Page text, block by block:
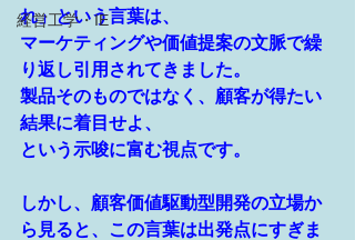
経営工学・IE
れ」という言葉は、
マーケティングや価値提案の文脈で繰
り返し引用されてきました。
製品そのものではなく、顧客が得たい
結果に着目せよ、
という示唆に富む視点です。
しかし、顧客価値駆動型開発の立場か
ら見ると、この言葉は出発点にすぎま